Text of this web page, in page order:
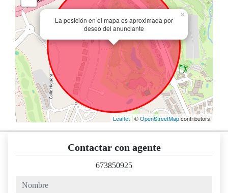
La posición en el mapa es aproximada por
deseo del anunciante
×
Leaflet | ©OpenStreetMapcontributors
Contactar con agente
673850925
nombre